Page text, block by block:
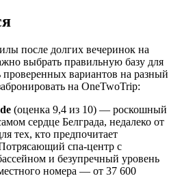
после долгих вечеринок на
выбрать правильную базу для
вариантов на разный
на OneTwoTrip:
(оценка 9,4 из 10) — роскошный
сердце Белграда, недалеко от
тех, кто предпочитает
спа-центр с
и безупречный уровень
номера — от 37 600